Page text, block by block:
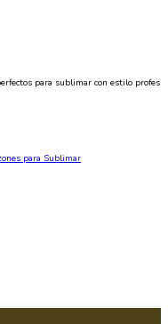
para sublimar con estilo
para Sublimar